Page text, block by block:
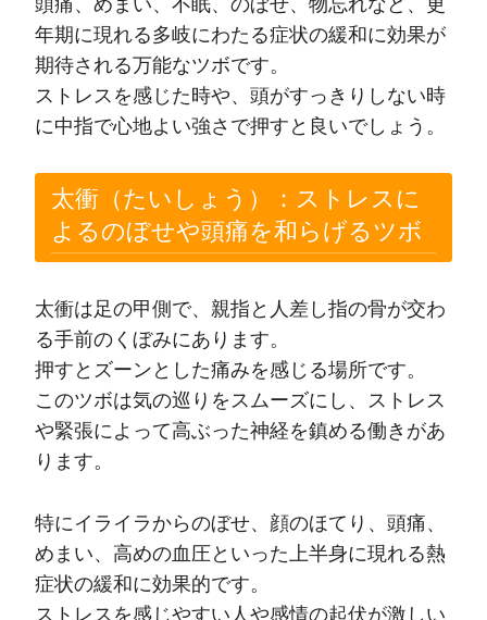
頭痛、めまい、不眠、のぼせ、物忘れなど、更
年期に現れる多岐にわたる症状の緩和に効果が
期待される万能なツボです。
ストレスを感じた時や、頭がすっきりしない時
に中指で心地よい強さで押すと良いでしょう。
太衝（たいしょう）：ストレスに
よるのぼせや頭痛を和らげるツボ
太衝は足の甲側で、親指と人差し指の骨が交わ
る手前のくぼみにあります。
押すとズーンとした痛みを感じる場所です。
このツボは気の巡りをスムーズにし、ストレス
や緊張によって高ぶった神経を鎮める働きがあ
ります。
特にイライラからのぼせ、顔のほてり、頭痛、
めまい、高めの血圧といった上半身に現れる熱
症状の緩和に効果的です。
ストレスを感じやすい人や感情の起伏が激しい